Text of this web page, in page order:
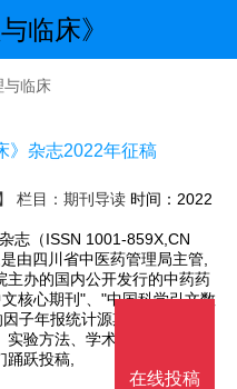
临床》
》杂志2022年征稿
栏目： 期刊导读时间：2022
志（ISSN 1001-859X,CN
由四川省中医药管理局主管,
主办的国内公开发行的中药药
核心期刊"、"中国科学引文数
子年报统计源期刊"。本刊设
验方法、学术论坛、综述等
踊跃投稿,
在线投稿